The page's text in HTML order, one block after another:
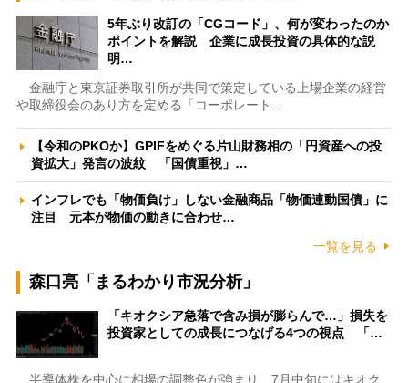
5年ぶり改訂の「CGコード」、何が変わったのか
ポイントを解説 企業に成長投資の具体的な説
明…
金融庁と東京証券取引所が共同で策定している上場企業の経営
や取締役会のあり方を定める「コーポレート…
【令和のPKOか】GPIFをめぐる片山財務相の「円資産への投
資拡大」発言の波紋 「国債重視」…
インフレでも「物価負け」しない金融商品「物価連動国債」に
注目 元本が物価の動きに合わせ…
一覧を見る
森口亮「まるわかり市況分析」
「キオクシア急落で含み損が膨らんで…」損失を
投資家としての成長につなげる4つの視点 「…
半導体株を中心に相場の調整色が強まり、7月中旬にはキオク